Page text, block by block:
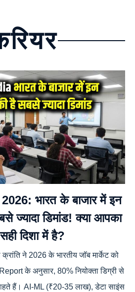
भारत के बाजार में इन
ज्यादा डिमांड! क्या आपका
दिशा में है?
ने 2026 के भारतीय जॉब मार्केट को
के अनुसार, 80% नियोक्ता डिग्री से
हैं। AI-ML (₹20-35 लाख), डेटा साइंस